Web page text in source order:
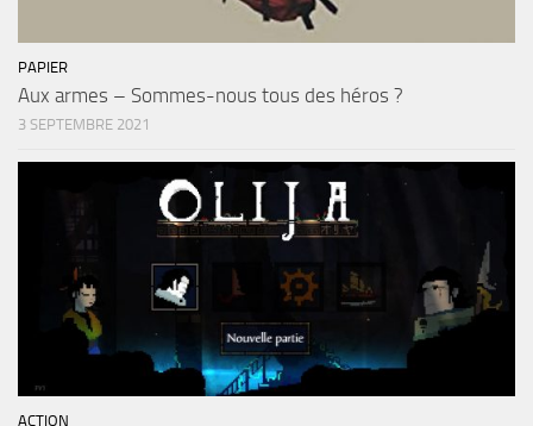
PAPIER
Aux armes – Sommes-nous tous des héros ?
3 SEPTEMBRE 2021
ACTION